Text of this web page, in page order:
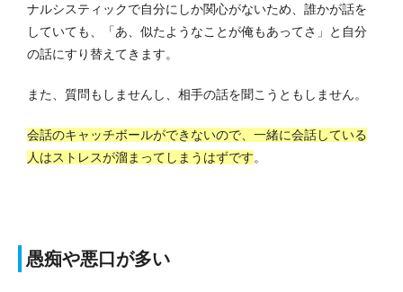
ナルシスティックで自分にしか関心がないため、誰かが話を
していても、「あ、似たようなことが俺もあってさ」と自分
の話にすり替えてきます。
また、質問もしませんし、相手の話を聞こうともしません。
会話のキャッチボールができないので、一緒に会話している
人はストレスが溜まってしまうはずです。
愚痴や悪口が多い